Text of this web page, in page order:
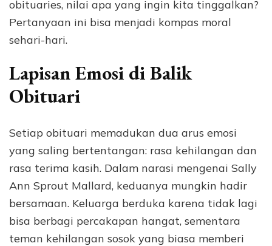
obituaries, nilai apa yang ingin kita tinggalkan?
Pertanyaan ini bisa menjadi kompas moral
sehari-hari.
Lapisan Emosi di Balik
Obituari
Setiap obituari memadukan dua arus emosi
yang saling bertentangan: rasa kehilangan dan
rasa terima kasih. Dalam narasi mengenai Sally
Ann Sprout Mallard, keduanya mungkin hadir
bersamaan. Keluarga berduka karena tidak lagi
bisa berbagi percakapan hangat, sementara
teman kehilangan sosok yang biasa memberi